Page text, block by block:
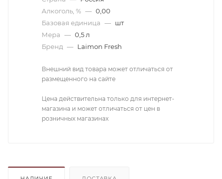
Алкоголь, % — 0,00
Базовая единица — шт
Мера — 0,5 л
Бренд — Laimon Fresh
Внешний вид товара может отличаться от
размещенного на сайте
Цена действительна только для интернет-
магазина и может отличаться от цен в
розничных магазинах